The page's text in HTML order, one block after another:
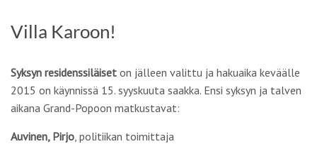
Villa Karoon!
Syksyn residenssiläiset on jälleen valittu ja hakuaika keväälle
2015 on käynnissä 15. syyskuuta saakka. Ensi syksyn ja talven
aikana Grand-Popoon matkustavat:
Auvinen, Pirjo, politiikan toimittaja